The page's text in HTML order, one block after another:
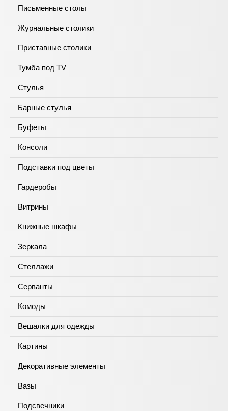
Письменные столы
Журнальные столики
Приставные столики
Тумба под TV
Стулья
Барные стулья
Буфеты
Консоли
Подставки под цветы
Гардеробы
Витрины
Книжные шкафы
Зеркала
Стеллажи
Серванты
Комоды
Вешалки для одежды
Картины
Декоративные элементы
Вазы
Подсвечники